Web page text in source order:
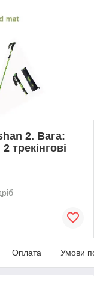
2. Вага:
трекінгові
Оплата Умови